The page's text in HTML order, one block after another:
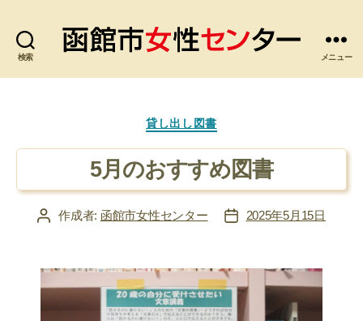
検索
館
女
性
セ
ン
タ
メニュー
カ
リ
ー
貸し出し図書
5月のおすすめ図書
投 作成者: 函館市女性センター
投
2025年5月15日